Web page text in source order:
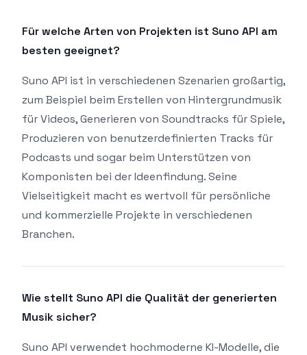
Für welche Arten von Projekten ist Suno API am
besten geeignet?
Suno API ist in verschiedenen Szenarien großartig,
zum Beispiel beim Erstellen von Hintergrundmusik
für Videos, Generieren von Soundtracks für Spiele,
Produzieren von benutzerdefinierten Tracks für
Podcasts und sogar beim Unterstützen von
Komponisten bei der Ideenfindung. Seine
Vielseitigkeit macht es wertvoll für persönliche
und kommerzielle Projekte in verschiedenen
Branchen.
Wie stellt Suno API die Qualität der generierten
Musik sicher?
Suno API verwendet hochmoderne KI-Modelle, die